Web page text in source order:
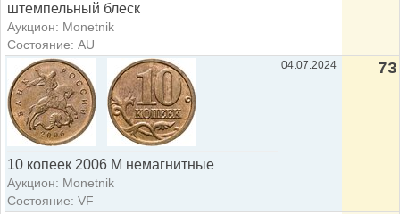
штемпельный блеск
Аукцион: Monetnik
Состояние: AU
10 копеек 2006 М немагнитные
Аукцион: Monetnik
Состояние: VF
04.07.2024 73